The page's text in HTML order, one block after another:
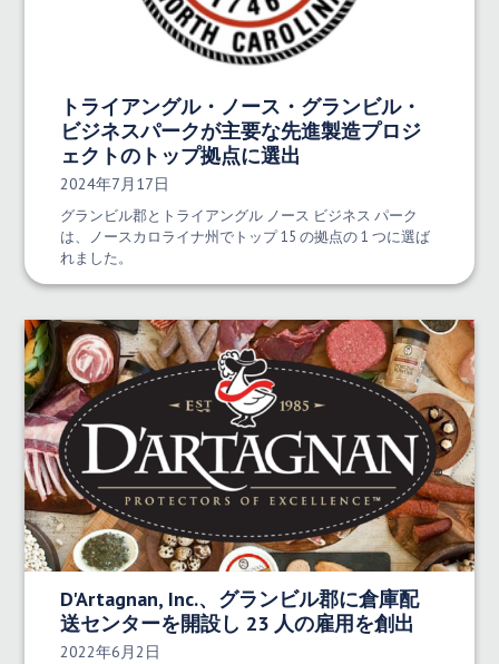
トライアングル・ノース・グランビル・
ビジネスパークが主要な先進製造プロジ
ェクトのトップ拠点に選出
発行日:
2024年7月17日
グランビル郡とトライアングル ノース ビジネス パーク
は、ノースカロライナ州でトップ 15 の拠点の 1 つに選ば
れました。
D'Artagnan, Inc.、グランビル郡に倉庫配
送センターを開設し 23 人の雇用を創出
発行日:
2022年6月2日